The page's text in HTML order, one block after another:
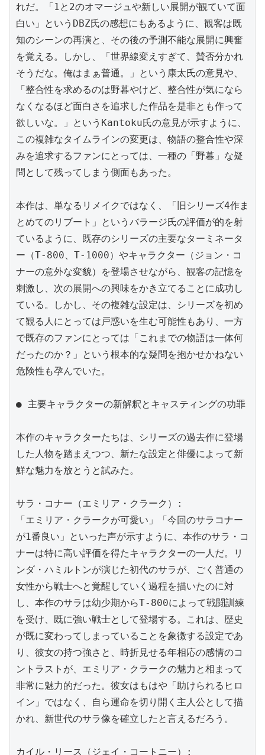
れだ。「1と2のオマージュや新しい展開が観ていて面
白い」というDBZ氏の感想にもあるように、観客は既
知のシーンの再演と、その後の予測不能な展開に興奮
を覚える。しかし、「世界線変えすぎて、賛否分かれ
そうだな。俺はまぁ普通。」という康太氏の意見や、
「整合性を求めるのは野暮やけど、整合性が気になら
なくなるほど面白さを追求した作品を是非とも作って
欲しいな。」というKantoku氏の意見が示すように、
この複雑なタイムラインの変更は、物語の整合性や深
みを追求するファンにとっては、一種の「野暮」な疑
問として残ってしまう側面もあった。
本作は、単なるリメイクではなく、「旧シリーズ4作ま
とめてのリブート」というバラージ氏の評価が的を射
ているように、既存のシリーズの主要なターミネータ
ー（T-800、T-1000）やキャラクター（ジョン・コ
ナーの意外な変貌）を登場させながら、観客の記憶を
刺激し、次の展開への興味をかき立てることに成功し
ている。しかし、その複雑な設定は、シリーズを初め
て観る人にとっては戸惑いを生む可能性もあり、一方
で既存のファンにとっては「これまでの物語は一体何
だったのか？」という根本的な疑問を抱かせかねない
危険性も孕んでいた。
● 主要キャラクターの新解釈とキャスティングの功罪
本作のキャラクターたちは、シリーズの過去作に登場
した人物を踏まえつつ、新たな設定と俳優によって新
鮮な魅力を放とうと試みた。
サラ・コナー（エミリア・クラーク）:
「エミリア・クラークが可愛い」「今回のサラコナー
が1番良い」といった声が示すように、本作のサラ・コ
ナーは特に高い評価を得たキャラクターの一人だ。リ
ンダ・ハミルトンが演じた初代のサラが、ごく普通の
女性から戦士へと覚醒していく過程を描いたのに対
し、本作のサラは幼少期からT-800によって戦闘訓練
を受け、既に強い戦士として登場する。これは、歴史
が既に変わってしまっていることを象徴する設定であ
り、彼女の持つ強さと、時折見せる年相応の感情のコ
ントラストが、エミリア・クラークの魅力と相まって
非常に魅力的だった。彼女はもはや「助けられるヒロ
イン」ではなく、自ら運命を切り開く主人公として描
かれ、新世代のサラ像を確立したと言えるだろう。
カイル・リース（ジェイ・コートニー）: